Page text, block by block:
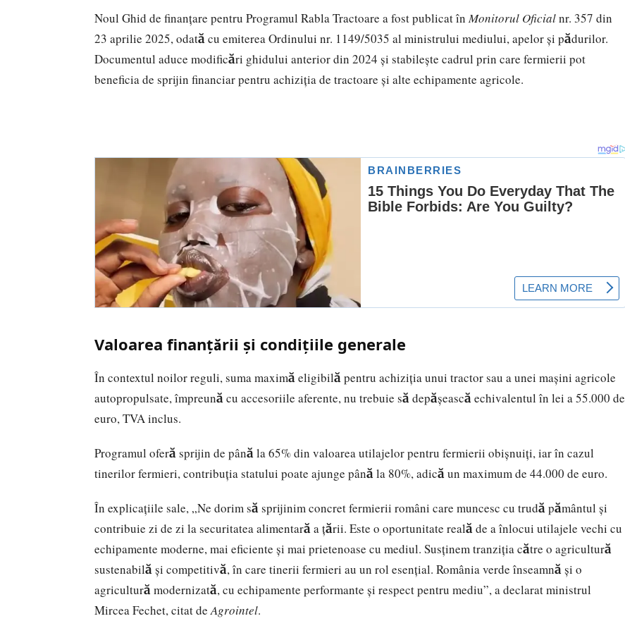
Noul Ghid de finanțare pentru Programul Rabla Tractoare a fost publicat înMonitorul Oficialnr. 357 din
23 aprilie 2025, odată cu emiterea Ordinului nr. 1149/5035 al ministrului mediului, apelor și pădurilor.
Documentul aduce modificări ghidului anterior din 2024 și stabilește cadrul prin care fermierii pot
beneficia de sprijin financiar pentru achiziția de tractoare și alte echipamente agricole.
Valoarea finanțării și condițiile generale
În contextul noilor reguli, suma maximă eligibilă pentru achiziția unui tractor sau a unei mașini agricole
autopropulsate, împreună cu accesoriile aferente, nu trebuie să depășească echivalentul în lei a 55.000 de
euro, TVA inclus.
Programul oferă sprijin de până la 65% din valoarea utilajelor pentru fermierii obișnuiți, iar în cazul
tinerilor fermieri, contribuția statului poate ajunge până la 80%, adică un maximum de 44.000 de euro.
În explicaţiile sale, „Ne dorim să sprijinim concret fermierii români care muncesc cu trudă pământul și
contribuie zi de zi la securitatea alimentară a țării. Este o oportunitate reală de a înlocui utilajele vechi cu
echipamente moderne, mai eficiente și mai prietenoase cu mediul. Susținem tranziția către o agricultură
sustenabilă și competitivă, în care tinerii fermieri au un rol esențial. România verde înseamnă și o
agricultură modernizată, cu echipamente performante și respect pentru mediu”, a declarat ministrul
Mircea Fechet, citat deAgrointel.